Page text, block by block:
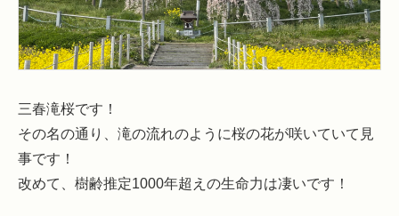
三春滝桜です！
その名の通り、滝の流れのように桜の花が咲いていて見
事です！
改めて、樹齢推定1000年超えの生命力は凄いです！